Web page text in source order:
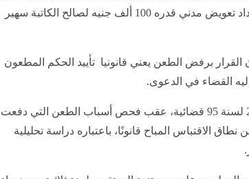
الصادر من المحكمة الاقتصادية بإلزامها بسداد تعويض مدني قدره 100 ألف جنيه لصالح الكاتبة سهير
برفض الطعن يعني قانونيا تأييد الحكم المطعون
القضاء في الدعوى.
وجاءت توصية النيابة في الطعن رقم 29310 لسنة 95 قضائية، عقب فحص أسباب الطعن التي دفعت
الاقتباس المباح قانونًا، باعتباره دراسة تحليلية